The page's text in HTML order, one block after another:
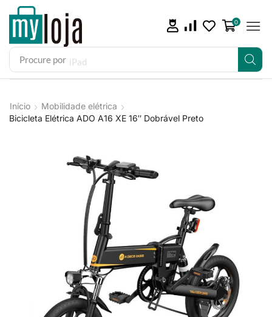
Procure por iPad
0
Início
Mobilidade elétrica
Bicicleta Elétrica ADO A16 XE 16″ Dobrável Preto